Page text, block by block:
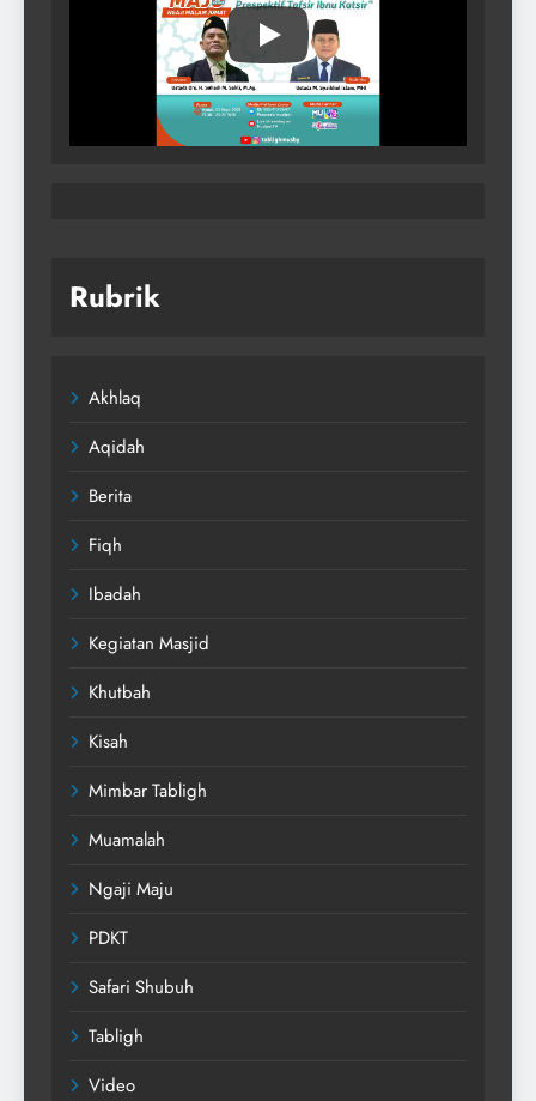
Rubrik
Akhlaq
Aqidah
Berita
Fiqh
Ibadah
Kegiatan Masjid
Khutbah
Kisah
Mimbar Tabligh
Muamalah
Ngaji Maju
PDKT
Safari Shubuh
Tabligh
Video